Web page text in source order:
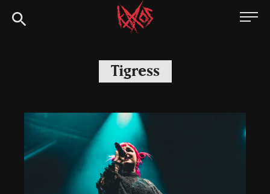
Siirry
suoraan
Kaaoszine
Tigress